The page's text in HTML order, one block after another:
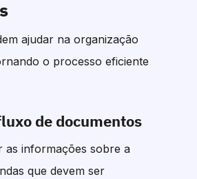
ajudar na organização
o processo eficiente
de documentos
as informações sobre a
que devem ser